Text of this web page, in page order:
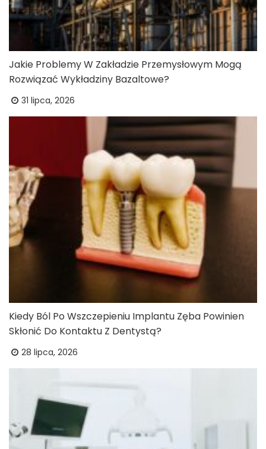
Jakie Problemy W Zakładzie Przemysłowym Mogą
Rozwiązać Wykładziny Bazaltowe?
31 lipca, 2026
Kiedy Ból Po Wszczepieniu Implantu Zęba Powinien
Skłonić Do Kontaktu Z Dentystą?
28 lipca, 2026